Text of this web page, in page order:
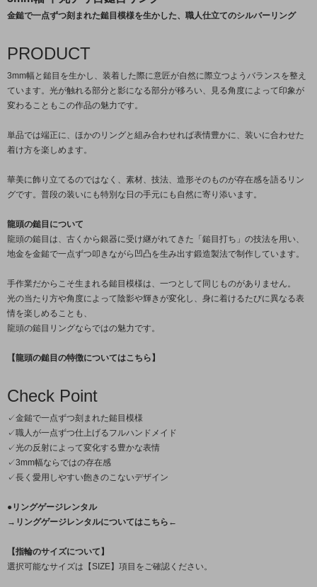
金鎚で一点ずつ刻まれた鎚目模様を生かした、職人仕立てのシルバーリング
PRODUCT
3mm幅と鎚目を生かし、装着した際に意匠が自然に際立つようバランスを整え
ています。光が触れる部分と影になる部分が移ろい、見る角度によって印象が
変わることもこの作品の魅力です。
単品では端正に、ほかのリングと組み合わせれば表情豊かに、装いに合わせた
着け方を楽しめます。
華美に飾り立てるのではなく、素材、技法、造形そのものが存在感を語るリン
グです。普段の装いにも特別な日の手元にも自然に寄り添います。
龍頭の鎚目について
龍頭の鎚目は、古くから銀器に受け継がれてきた「鎚目打ち」の技法を用い、
地金を金鎚で一点ずつ叩きながら凹凸を生み出す鍛造製法で制作しています。
手作業だからこそ生まれる鎚目模様は、一つとして同じものがありません。
光の当たり方や角度によって陰影や輝きが変化し、身に着けるたびに異なる表
情を楽しめることも、
龍頭の鎚目リングならではの魅力です。
【龍頭の鎚目の特徴についてはこちら】
Check Point
✓金鎚で一点ずつ刻まれた鎚目模様
✓職人が一点ずつ仕上げるフルハンドメイド
✓光の反射によって変化する豊かな表情
✓3mm幅ならではの存在感
✓長く愛用しやすい飽きのこないデザイン
●リングゲージレンタル
→リングゲージレンタルについてはこちら←
【指輪のサイズについて】
選択可能なサイズは【SIZE】項目をご確認ください。